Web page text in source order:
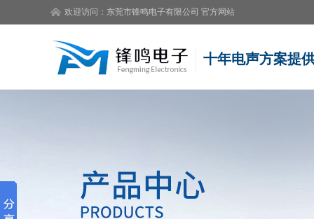
欢迎访问： 东莞市锋鸣电子有限公司 官方网站
十年电声方案提